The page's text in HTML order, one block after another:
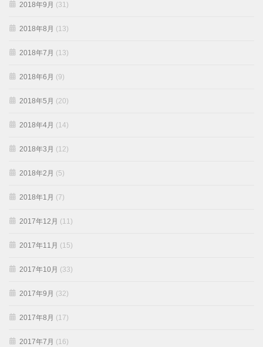
2018年9月 (31)
2018年8月 (13)
2018年7月 (13)
2018年6月 (9)
2018年5月 (20)
2018年4月 (14)
2018年3月 (12)
2018年2月 (5)
2018年1月 (7)
2017年12月 (11)
2017年11月 (15)
2017年10月 (33)
2017年9月 (32)
2017年8月 (17)
2017年7月 (16)